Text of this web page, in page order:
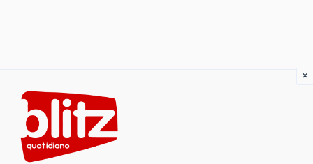
content
×